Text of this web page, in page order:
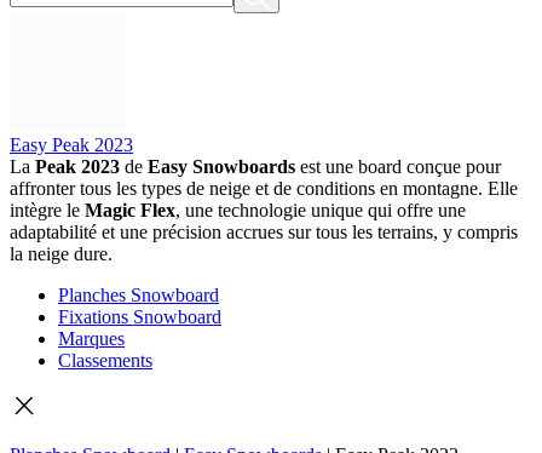
Easy Peak 2023
La Peak 2023 de Easy Snowboards est une board conçue pour
affronter tous les types de neige et de conditions en montagne. Elle
intègre le Magic Flex, une technologie unique qui offre une
adaptabilité et une précision accrues sur tous les terrains, y compris
la neige dure.
Planches Snowboard
Fixations Snowboard
Marques
Classements